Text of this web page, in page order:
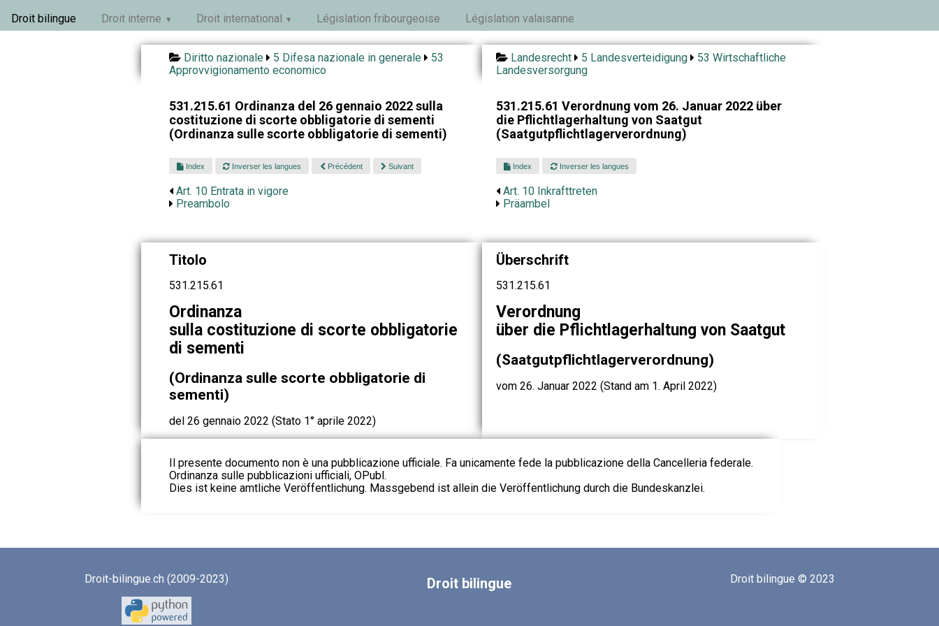
Droit bilingue Droit interne Droit international Législation fribourgeoise Législation valaisanne
Diritto nazionale 5 Difesa nazionale in generale
53
Approvvigionamento economico
Landesrecht 5 Landesverteidigung
53 Wirtschaftliche
Landesversorgung
531.215.61 Ordinanza del 26 gennaio 2022 sulla
costituzione di scorte obbligatorie di sementi
(Ordinanza sulle scorte obbligatorie di sementi)
531.215.61 Verordnung vom 26. Januar 2022 über
die Pflichtlagerhaltung von Saatgut
(Saatgutpflichtlagerverordnung)
Index Inverser les langues Précédent Suivant
Art. 10 Entrata in vigore
Preambolo
Index Inverser les langues
Art. 10 Inkrafttreten
Präambel
Titolo
531.215.61
Ordinanza
sulla costituzione di scorte obbligatorie
di sementi
(Ordinanza sulle scorte obbligatorie di
sementi)
del 26 gennaio 2022 (Stato 1° aprile 2022)
Überschrift
531.215.61
Verordnung
über die Pflichtlagerhaltung von Saatgut
(Saatgutpflichtlagerverordnung)
vom 26. Januar 2022 (Stand am 1. April 2022)
Il presente documento non è una pubblicazione ufficiale. Fa unicamente fede la pubblicazione della Cancelleria federale.
Ordinanza sulle pubblicazioni ufficiali, OPubl.
Dies ist keine amtliche Veröffentlichung. Massgebend ist allein die Veröffentlichung durch die Bundeskanzlei.
Droit-bilingue.ch (2009-2023) Droit bilingue Droit bilingue © 2023